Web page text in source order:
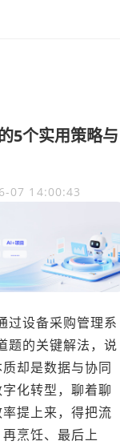
5个实用策略与
07 14:00:43
过设备采购管理系
题的关键解法，说
却是数据与协同
化转型，聊着聊
提上来，得把流
烹饪、最后上